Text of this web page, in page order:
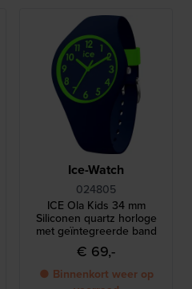
Ice-Watch
024805
ICE Ola Kids 34 mm
Siliconen quartz horloge
met geïntegreerde band
€ 69,-
● Binnenkort weer op